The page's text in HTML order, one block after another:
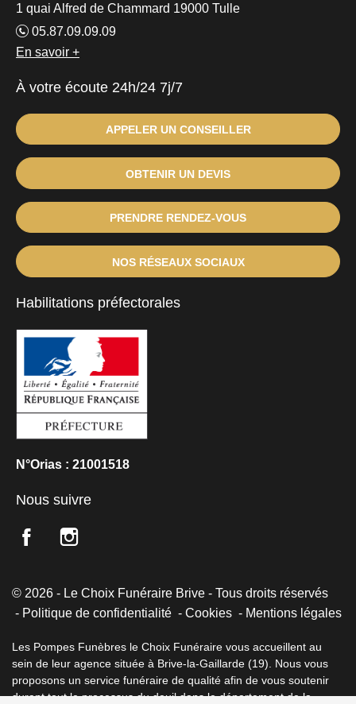
1 quai Alfred de Chammard 19000 Tulle
05.87.09.09.09
En savoir +
À votre écoute 24h/24 7j/7
APPELER UN CONSEILLER
OBTENIR UN DEVIS
PRENDRE RENDEZ-VOUS
NOS RÉSEAUX SOCIAUX
Habilitations préfectorales
N°Orias : 21001518
Nous suivre
© 2026 - Le Choix Funéraire Brive - Tous droits réservés
Politique de confidentialité
Cookies Mentions légales
Les Pompes Funèbres le Choix Funéraire vous accueillent au
sein de leur agence située à Brive-la-Gaillarde (19). Nous vous
proposons un service funéraire de qualité afin de vous soutenir
durant tout le processus du deuil dans le département de la